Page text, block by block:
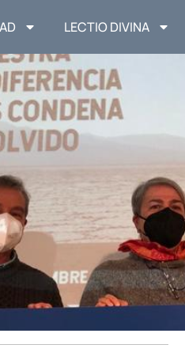
LECTIO DIVINA